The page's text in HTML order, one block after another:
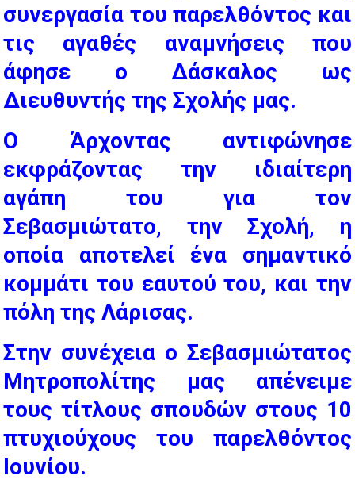
συνεργασία του παρελθόντος και
τις αγαθές αναμνήσεις που
άφησε ο Δάσκαλος ως
Διευθυντής της Σχολής μας.
Ο Άρχοντας αντιφώνησε
εκφράζοντας την ιδιαίτερη
αγάπη του για τον
Σεβασμιώτατο, την Σχολή, η
οποία αποτελεί ένα σημαντικό
κομμάτι του εαυτού του, και την
πόλη της Λάρισας.
Στην συνέχεια ο Σεβασμιώτατος
Μητροπολίτης μας απένειμε
τους τίτλους σπουδών στους 10
πτυχιούχους του παρελθόντος
Ιουνίου.